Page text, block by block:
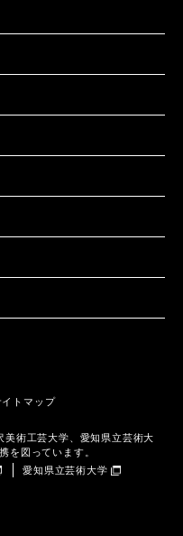
イトマップ
術工芸大学、愛知県立芸術大
を図っています。
愛知県立芸術大学